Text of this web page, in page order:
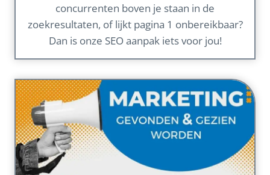
concurrenten boven je staan in de
zoekresultaten, of lijkt pagina 1 onbereikbaar?
Dan is onze SEO aanpak iets voor jou!